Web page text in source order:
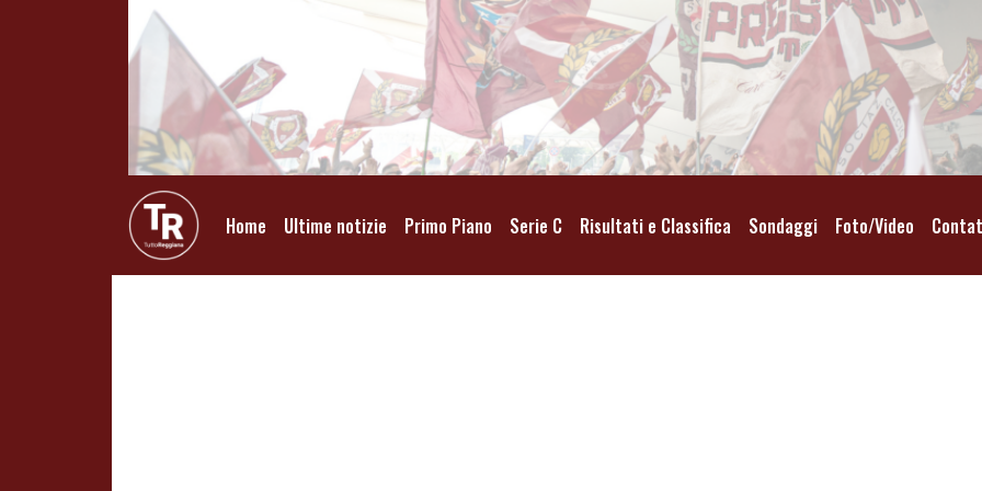
Home Ultime notizie Primo Piano Serie C Risultati e Classifica Sondaggi Foto/Video